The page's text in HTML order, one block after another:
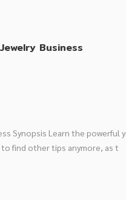
Business
Synopsis Learn the
find other tips anymore, as t